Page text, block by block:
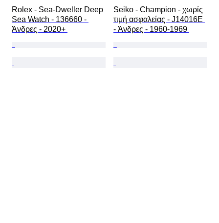
Rolex - Sea-Dweller Deep
Sea Watch - 136660 -
Άνδρες - 2020+
Seiko - Champion - χωρίς
τιμή ασφαλείας - J14016E
- Άνδρες - 1960-1969